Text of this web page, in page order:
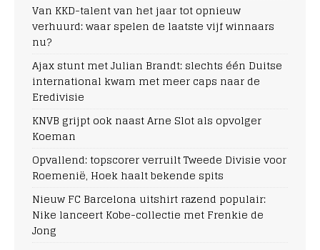
Van KKD-talent van het jaar tot opnieuw
verhuurd: waar spelen de laatste vijf winnaars
nu?
Ajax stunt met Julian Brandt: slechts één Duitse
international kwam met meer caps naar de
Eredivisie
KNVB grijpt ook naast Arne Slot als opvolger
Koeman
Opvallend: topscorer verruilt Tweede Divisie voor
Roemenië, Hoek haalt bekende spits
Nieuw FC Barcelona uitshirt razend populair:
Nike lanceert Kobe-collectie met Frenkie de
Jong